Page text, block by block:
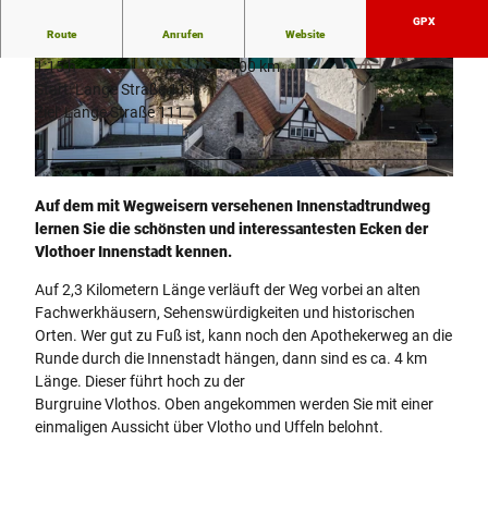
© Juergen Finkhaeuser | CC-BY-SA © Juergen Finkhaeuser | CC-BY-SA
Route Anrufen Website
GPX
1:15 h
4,00 km
Start: Lange Straße 111
Ziel: Lange Straße 111
Auf dem mit Wegweisern versehenen Innenstadtrundweg
lernen Sie die schönsten und interessantesten Ecken der
Vlothoer Innenstadt kennen.
Auf 2,3 Kilometern Länge verläuft der Weg vorbei an alten
Fachwerkhäusern, Sehenswürdigkeiten und historischen
Orten. Wer gut zu Fuß ist, kann noch den Apothekerweg an die
Runde durch die Innenstadt hängen, dann sind es ca. 4 km
Länge. Dieser führt hoch zu der
Burgruine Vlothos. Oben angekommen werden Sie mit einer
einmaligen Aussicht über Vlotho und Uffeln belohnt.